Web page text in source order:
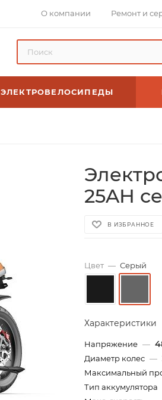
О компании Ремонт и
ЭЛЕКТРОВЕЛОСИПЕДЫ
25AH
В ИЗБРАННОЕ
Цвет — Серый
Характеристики
Напряжение —
Диаметр колес —
Максимальный
Тип аккумулятора